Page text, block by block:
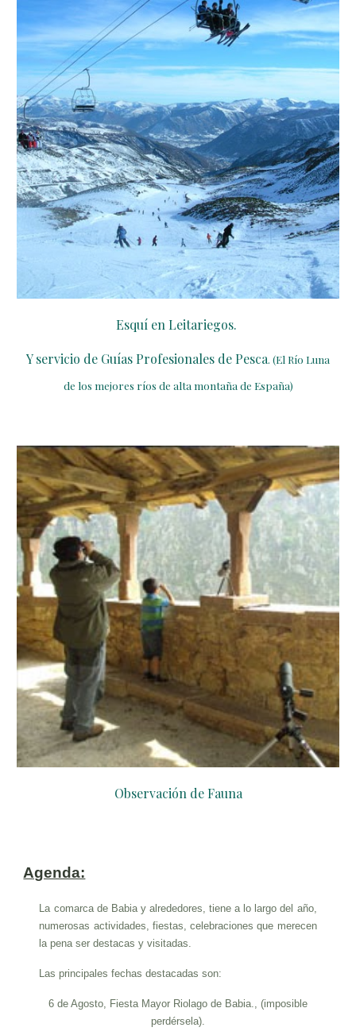
Esquí en Leitariegos.
Y servicio de Guías Profesionales de Pesca. (El Río Luna
de los mejores ríos de alta montaña de España)
Observación de Fauna
Agenda:
La comarca de Babia y alrededores, tiene a lo largo del año,
numerosas actividades, fiestas, celebraciones que merecen
la pena ser destacas y visitadas.
Las principales fechas destacadas son:
6 de Agosto, Fiesta Mayor Riolago de Babia., (imposible
perdérsela).